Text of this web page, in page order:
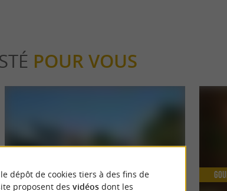
POUR VOUS
Séjours / Weekend
dépôt de cookies tiers à des fins de
proposent des vidéosdont les